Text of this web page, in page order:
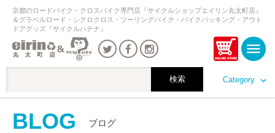
Category
京都のロードバイク・クロスバイク専門店『サイクルショップエイリン丸太町店』
＆グラベルロード・シクロクロス・ツーリングバイク・バイクパッキング・アウト
ドアグッズ『サイクルハテナ』
BLOG ブログ